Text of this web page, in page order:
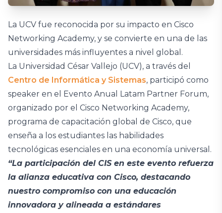
La UCV fue reconocida por su impacto en Cisco
Networking Academy, y se convierte en una de las
universidades más influyentes a nivel global.
La Universidad César Vallejo (UCV), a través del
Centro de Informática y Sistemas, participó como
speaker en el Evento Anual Latam Partner Forum,
organizado por el Cisco Networking Academy,
programa de capacitación global de Cisco, que
enseña a los estudiantes las habilidades
tecnológicas esenciales en una economía universal.
“La participación del CIS en este evento refuerza
la alianza educativa con Cisco, destacando
nuestro compromiso con una educación
innovadora y alineada a estándares